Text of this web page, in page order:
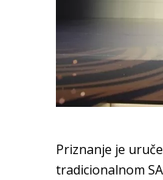
Priznanje je
tradicionalnom